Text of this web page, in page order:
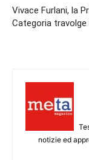
Vivace Furlani, la
Categoria travolge
notizie ed